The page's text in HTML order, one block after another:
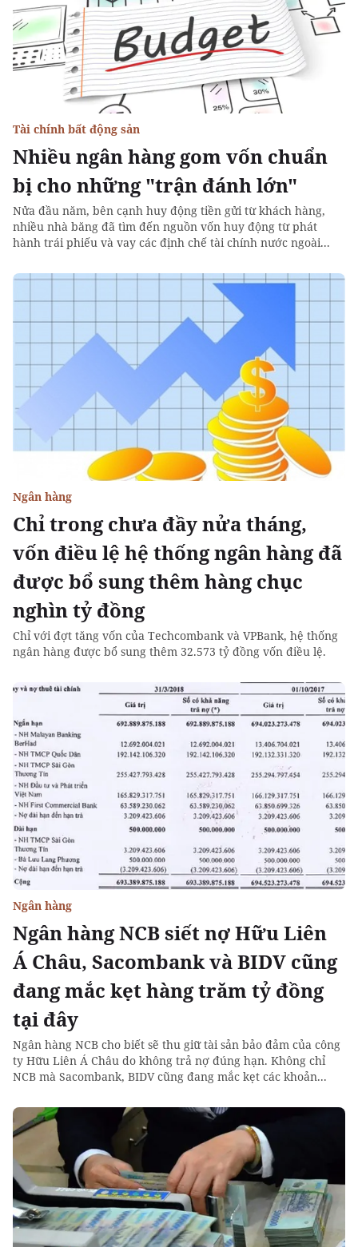
Nhiều ngân hàng gom vốn chuẩn
bị cho những "trận đánh lớn"
Tài chính bất động sản
Nửa đầu năm, bên cạnh huy động tiền gửi từ khách hàng,
nhiều nhà băng đã tìm đến nguồn vốn huy động từ phát
hành trái phiếu và vay các định chế tài chính nước ngoài...
Chỉ trong chưa đầy nửa tháng,
vốn điều lệ hệ thống ngân hàng đã
được bổ sung thêm hàng chục
nghìn tỷ đồng
Ngân hàng
Chỉ với đợt tăng vốn của Techcombank và VPBank, hệ thống
ngân hàng được bổ sung thêm 32.573 tỷ đồng vốn điều lệ.
Ngân hàng NCB siết nợ Hữu Liên
Á Châu, Sacombank và BIDV cũng
đang mắc kẹt hàng trăm tỷ đồng
tại đây
Ngân hàng
Ngân hàng NCB cho biết sẽ thu giữ tài sản bảo đảm của công
ty Hữu Liên Á Châu do không trả nợ đúng hạn. Không chỉ
NCB mà Sacombank, BIDV cũng đang mắc kẹt các khoản...